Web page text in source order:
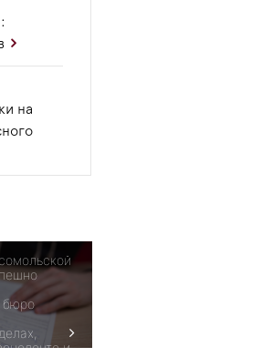
на
бюро
и